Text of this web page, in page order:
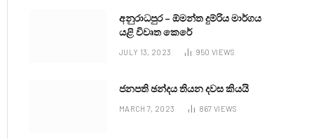
අනුරාධපුර – ඕමන්ත දුම්රිය මාර්ගය
යළි විවෘත කෙරේ
JULY 13, 2023 950 VIEWS
ජනපති ඡන්දය තියන දවස කියයි
MARCH 7, 2023 867 VIEWS